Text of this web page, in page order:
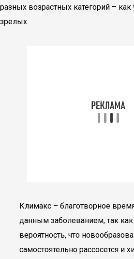
разных возрастных категорий –
зрелых.
Климакс – благотворное
данным заболеванием, так
вероятность, что
самостоятельно рассосется и